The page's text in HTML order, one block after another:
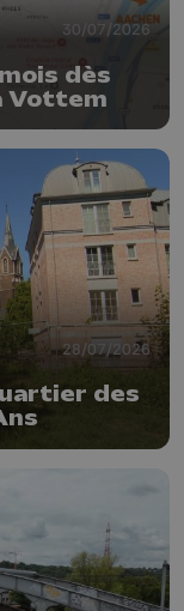
30/07/2026
dès
Vottem
28/07/2026
des